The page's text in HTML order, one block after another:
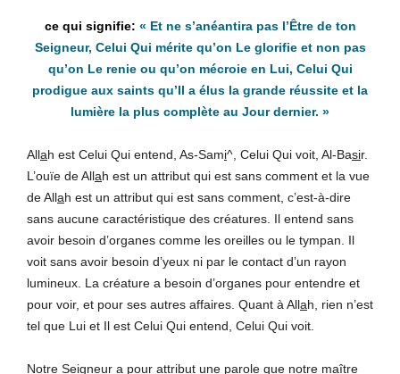
« Et ne s’anéantira pas l’Être de ton
Seigneur, Celui Qui mérite qu’on Le glorifie et non pas
qu’on Le renie ou qu’on mécroie en Lui, Celui Qui
prodigue aux saints qu’Il a élus la grande réussite et la
lumière la plus complète au Jour dernier. »
Allah est Celui Qui entend, As-Sami^, Celui Qui voit, Al-Basir.
L’ouïe de Allah est un attribut qui est sans comment et la vue
de Allah est un attribut qui est sans comment, c’est-à-dire
sans aucune caractéristique des créatures. Il entend sans
avoir besoin d’organes comme les oreilles ou le tympan. Il
voit sans avoir besoin d’yeux ni par le contact d’un rayon
lumineux. La créature a besoin d’organes pour entendre et
pour voir, et pour ses autres affaires. Quant à Allah, rien n’est
tel que Lui et Il est Celui Qui entend, Celui Qui voit.
Notre Seigneur a pour attribut une parole que notre maître